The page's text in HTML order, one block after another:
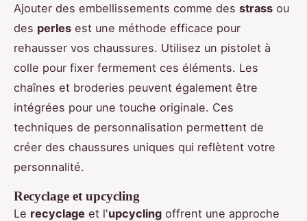
Ajouter des embellissements comme des strass ou
des perles est une méthode efficace pour
rehausser vos chaussures. Utilisez un pistolet à
colle pour fixer fermement ces éléments. Les
chaînes et broderies peuvent également être
intégrées pour une touche originale. Ces
techniques de personnalisation permettent de
créer des chaussures uniques qui reflètent votre
personnalité.
Recyclage et upcycling
Le recyclage et l'upcycling offrent une approche